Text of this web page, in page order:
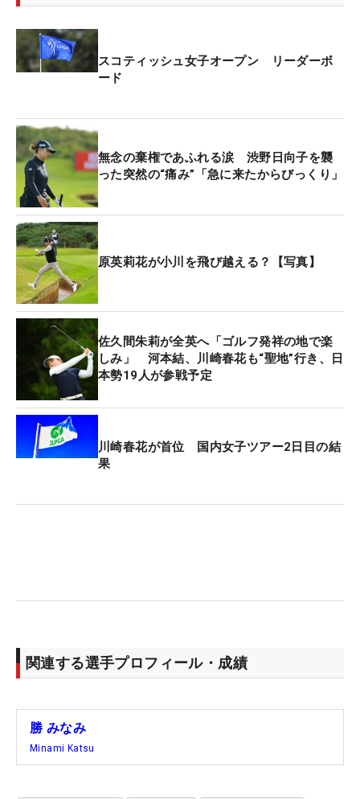
スコティッシュ女子オープン リーダーボ
ード
無念の棄権であふれる涙 渋野日向子を襲
った突然の“痛み”「急に来たからびっくり」
原英莉花が小川を飛び越える？【写真】
佐久間朱莉が全英へ「ゴルフ発祥の地で楽
しみ」 河本結、川崎春花も“聖地”行き、日
本勢19人が参戦予定
川崎春花が首位 国内女子ツアー2日目の結
果
関連する選手プロフィール・成績
勝 みなみ
Minami Katsu